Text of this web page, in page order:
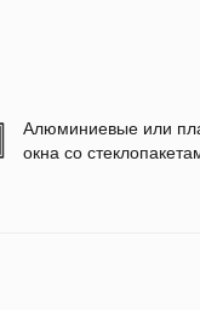
Алюминиевые или
окна со